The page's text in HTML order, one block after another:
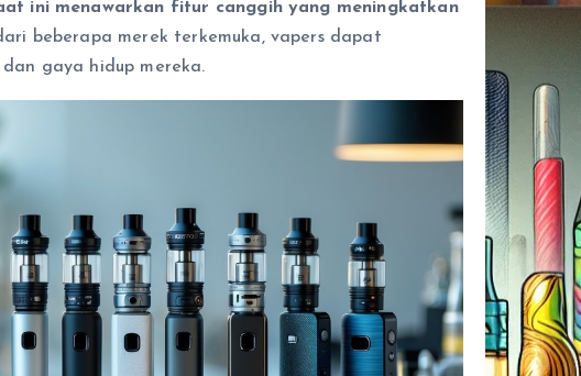
ini menawarkan fitur canggih yang meningkatkan
beberapa merek terkemuka, vapers dapat
gaya hidup mereka.